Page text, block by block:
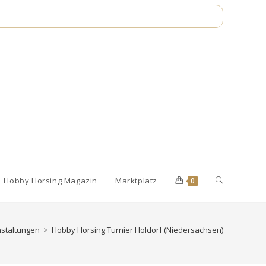
Hobby Horsing Magazin Marktplatz 0 Website-
> Hobby Horsing Turnier Holdorf (Niedersachsen)